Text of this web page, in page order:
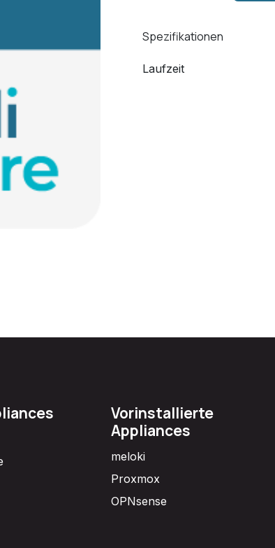
Spezifikationen
Laufzeit
Vorinstallierte
Appliances
meloki
Proxmox
OPNsense